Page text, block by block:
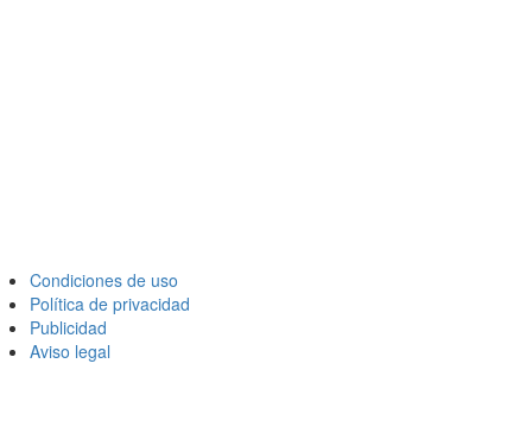
Condiciones de uso
Política de privacidad
Publicidad
Aviso legal